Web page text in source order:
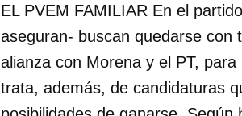
EL PVEM FAMILIAR En el
aseguran- buscan quedarse con
alianza con Morena y el PT,
trata, además, de candidaturas